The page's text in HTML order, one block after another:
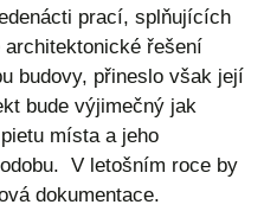
prací, splňujících
řešení
budovy, přineslo však její
bude výjimečný jak
místa a jeho
V letošním roce by
dokumentace.